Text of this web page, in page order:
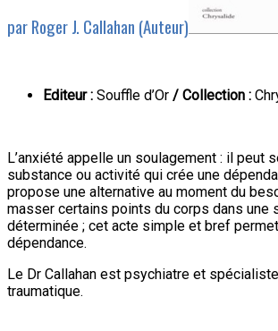
par Roger J. Callahan (Auteur)
Editeur : Souffle d’Or / Collection :
L’anxiété appelle un soulagement : il peut
substance ou activité qui crée une
propose une alternative au moment du
masser certains points du corps dans une
déterminée ; cet acte simple et bref
dépendance.
Le Dr Callahan est psychiatre et
traumatique.